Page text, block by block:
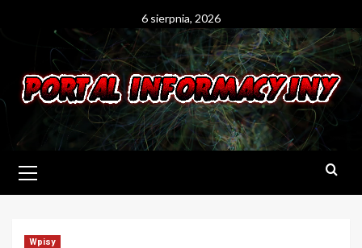
6 sierpnia, 2026
Menu
Wpisy